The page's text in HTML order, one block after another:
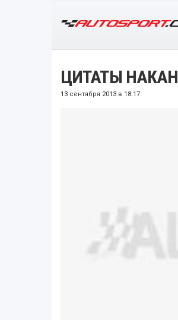
ЦИТАТЫ
13 сентября 2013 в 18:17